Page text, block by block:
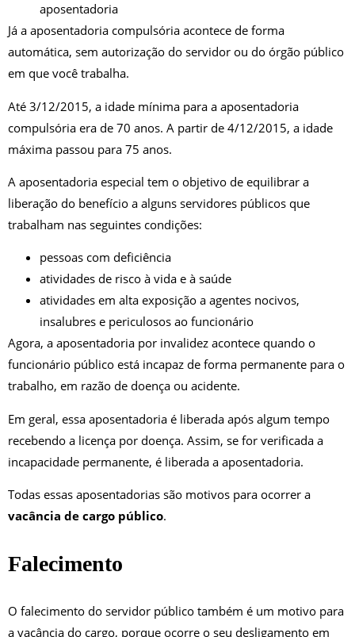
aposentadoria
Já a aposentadoria compulsória acontece de forma
automática, sem autorização do servidor ou do órgão público
em que você trabalha.
Até 3/12/2015, a idade mínima para a aposentadoria
compulsória era de 70 anos. A partir de 4/12/2015, a idade
máxima passou para 75 anos.
A aposentadoria especial tem o objetivo de equilibrar a
liberação do benefício a alguns servidores públicos que
trabalham nas seguintes condições:
pessoas com deficiência
atividades de risco à vida e à saúde
atividades em alta exposição a agentes nocivos,
insalubres e periculosos ao funcionário
Agora, a aposentadoria por invalidez acontece quando o
funcionário público está incapaz de forma permanente para o
trabalho, em razão de doença ou acidente.
Em geral, essa aposentadoria é liberada após algum tempo
recebendo a licença por doença. Assim, se for verificada a
incapacidade permanente, é liberada a aposentadoria.
Todas essas aposentadorias são motivos para ocorrer a
vacância de cargo público.
Falecimento
O falecimento do servidor público também é um motivo para
a vacância do cargo, porque ocorre o seu desligamento em